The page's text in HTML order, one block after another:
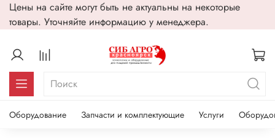
Цены на сайте могут быть не актуальны на некоторые
товары. Уточняйте информацию у менеджера.
Оборудование Запчасти и комплектующие Услуги